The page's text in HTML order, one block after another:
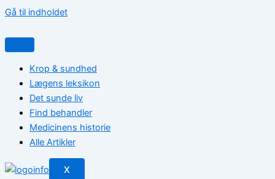
Gå til indholdet
Krop & sundhed
Lægens leksikon
Det sunde liv
Find behandler
Medicinens historie
Alle Artikler
X